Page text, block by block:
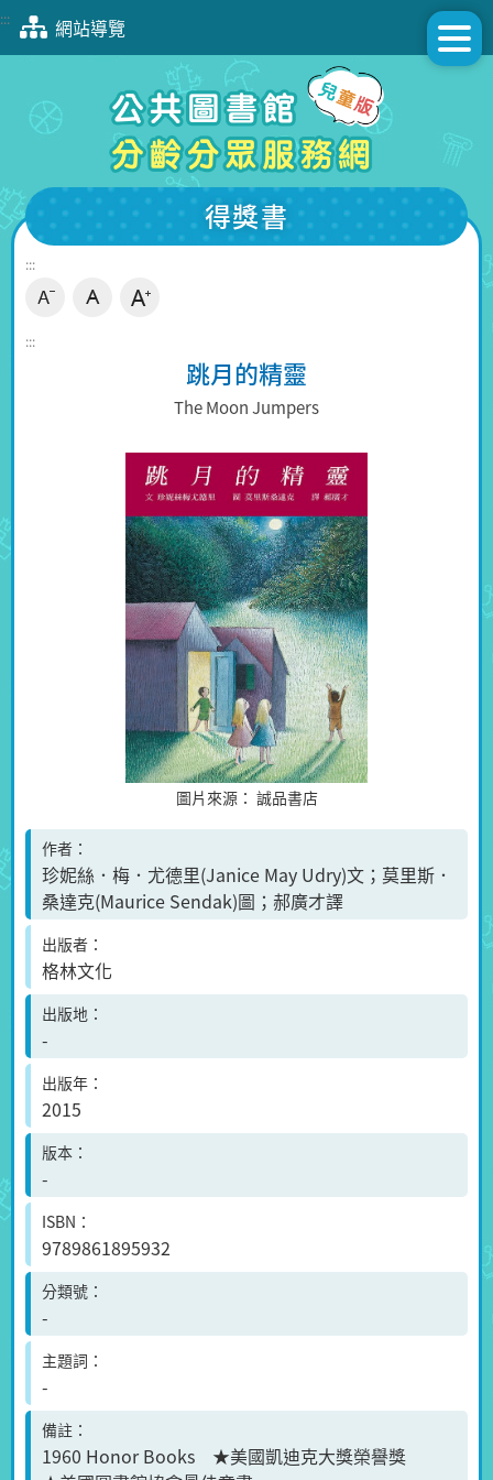
跳
塊
::: 網站導覽
得獎書
:::
:::
跳月的精靈
The Moon Jumpers
圖片來源： 誠品書店
作者
珍妮絲．梅．尤德里(Janice May Udry)文；莫里斯．
桑達克(Maurice Sendak)圖；郝廣才譯
出版者
格林文化
出版地
-
出版年
2015
版本
-
ISBN
9789861895932
分類號
-
主題詞
-
備註
1960 Honor Books ★美國凱迪克大獎榮譽獎